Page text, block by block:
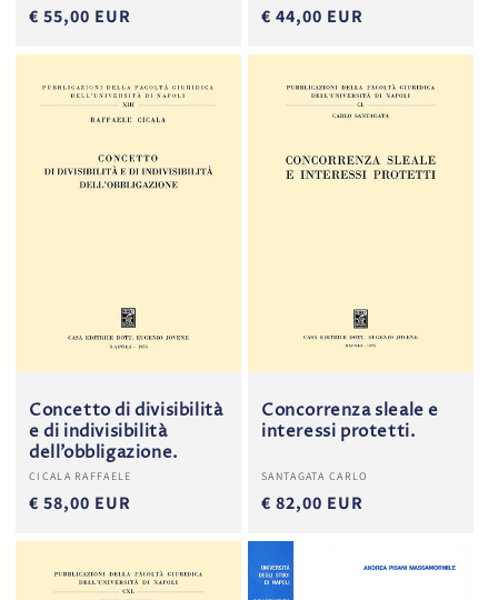
€ 55,00 EUR € 44,00 EUR
Concetto di divisibilità
e di indivisibilità
dell’obbligazione.
Produttore:
CICALA RAFFAELE
€ 58,00 EUR
Concorrenza sleale e
interessi protetti.
Produttore:
SANTAGATA CARLO
€ 82,00 EUR